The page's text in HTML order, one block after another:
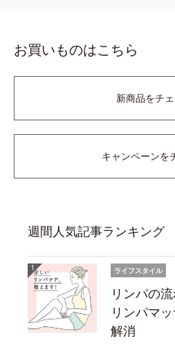
お買いものはこちら
新商品をチ
キャンペーンを
週間人気記事ランキング
ライフスタイル
リンパの
リンパマ
解消